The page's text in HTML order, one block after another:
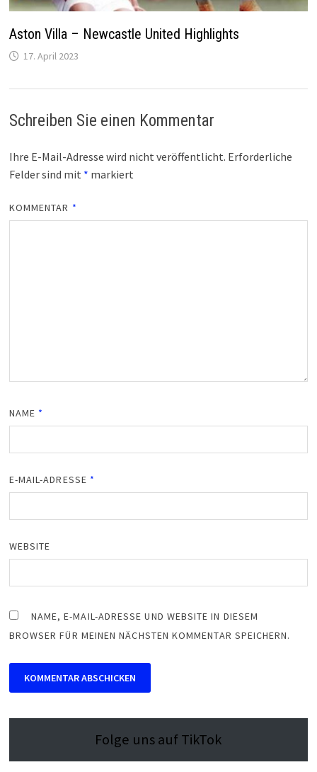
Aston Villa – Newcastle United Highlights
17. April 2023
Schreiben Sie einen Kommentar
Ihre E-Mail-Adresse wird nicht veröffentlicht. Erforderliche
Felder sind mit * markiert
KOMMENTAR *
NAME *
E-MAIL-ADRESSE *
WEBSITE
NAME, E-MAIL-ADRESSE UND WEBSITE IN DIESEM
BROWSER FÜR MEINEN NÄCHSTEN KOMMENTAR SPEICHERN.
Folge uns auf TikTok